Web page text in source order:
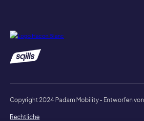
Copyright 2024 Padam Mobility - Entworfen von
Rechtliche